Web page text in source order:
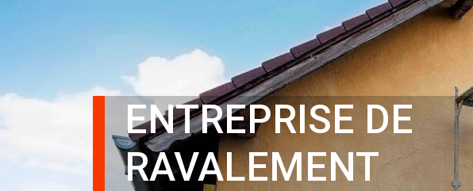
ENTREPRISE DE
RAVALEMENT